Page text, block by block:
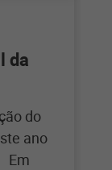
da
do
ano
Em